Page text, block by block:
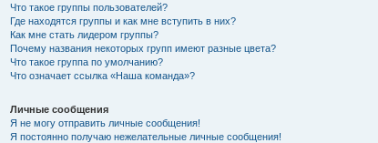
Что такое группы пользователей?
Где находятся группы и как мне вступить в них?
Как мне стать лидером группы?
Почему названия некоторых групп имеют разные цвета?
Что такое группа по умолчанию?
Что означает ссылка «Наша команда»?
Личные сообщения
Я не могу отправить личные сообщения!
Я постоянно получаю нежелательные личные сообщения!